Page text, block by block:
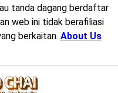
tanda dagang berdaftar
web ini tidak berafiliasi
berkaitan. About Us